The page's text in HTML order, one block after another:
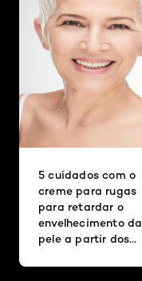
5 cuidados com o
creme para rugas
para retardar o
envelhecimento da
pele a partir dos